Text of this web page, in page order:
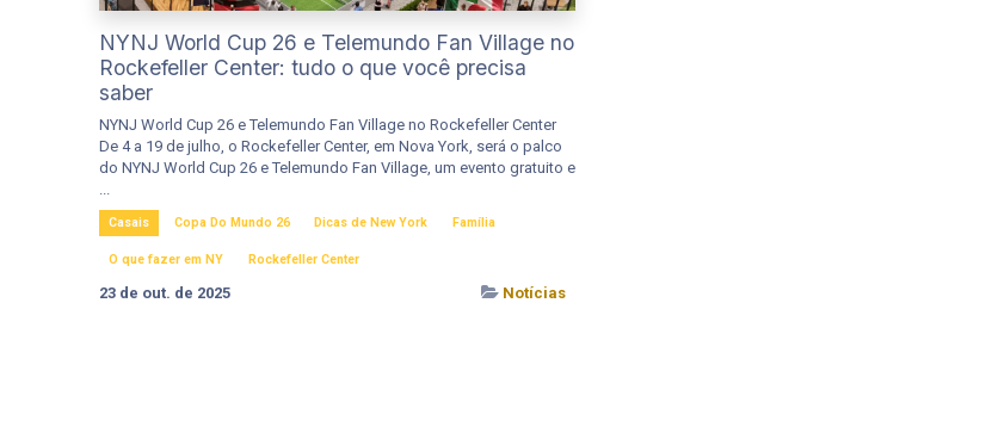
NYNJ World Cup 26 e Telemundo Fan Village no
Rockefeller Center: tudo o que você precisa
saber
NYNJ World Cup 26 e Telemundo Fan Village no Rockefeller Center
De 4 a 19 de julho, o Rockefeller Center, em Nova York, será o palco
do NYNJ World Cup 26 e Telemundo Fan Village, um evento gratuito e
Casais Copa Do Mundo 26 Dicas de New York Família
O que fazer em NY Rockefeller Center
23 de out. de 2025 Notícias